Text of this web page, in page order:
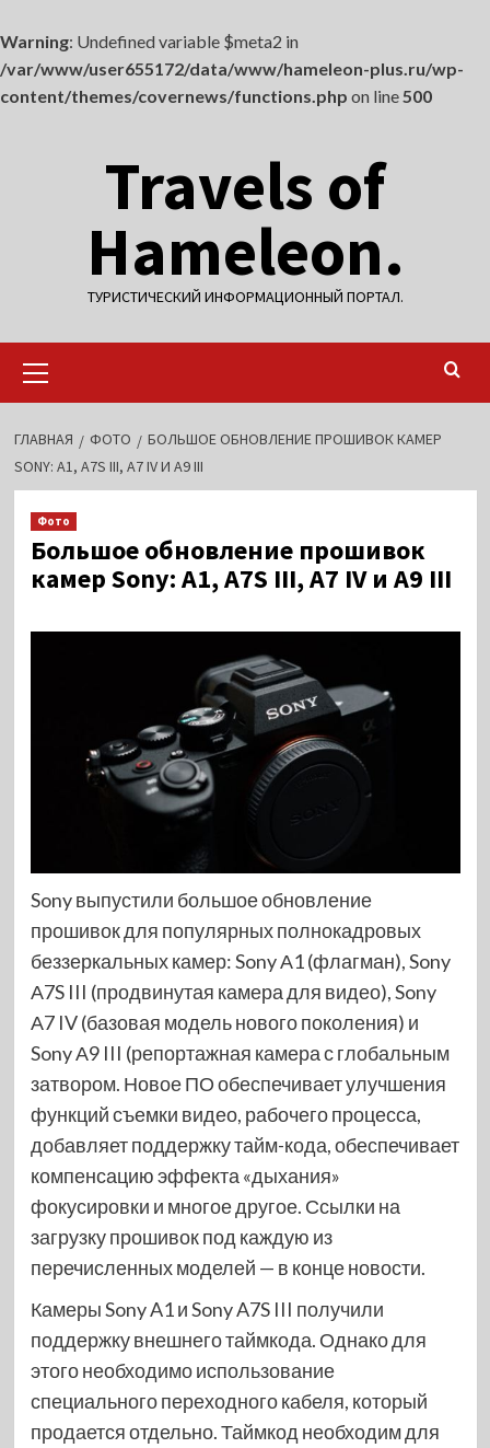
Warning: Undefined variable $meta2 in
/var/www/user655172/data/www/hameleon-plus.ru/wp-
content/themes/covernews/functions.php on line500
Travels of
Hameleon.
ТУРИСТИЧЕСКИЙ ИНФОРМАЦИОННЫЙ ПОРТАЛ.
меню
ГЛАВНАЯ ФОТО
БОЛЬШОЕ ОБНОВЛЕНИЕ ПРОШИВОК КАМЕР
SONY: А1, А7S III, А7 IV И А9 III
Фото
Большое обновление прошивок
камер Sony: А1, А7S III, А7 IV и А9 III
Sony выпустили большое обновление
прошивок для популярных полнокадровых
беззеркальных камер: Sony А1 (флагман), Sony
А7S III (продвинутая камера для видео), Sony
А7 IV (базовая модель нового поколения) и
Sony А9 III (репортажная камера с глобальным
затвором. Новое ПО обеспечивает улучшения
функций съемки видео, рабочего процесса,
добавляет поддержку тайм-кода, обеспечивает
компенсацию эффекта «дыхания»
фокусировки и многое другое. Ссылки на
загрузку прошивок под каждую из
перечисленных моделей — в конце новости.
Камеры Sony A1 и Sony A7S III получили
поддержку внешнего таймкода. Однако для
этого необходимо использование
специального переходного кабеля, который
продается отдельно. Таймкод необходим для